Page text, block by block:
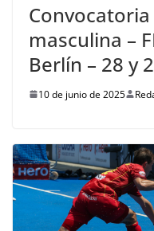
masculina –
Berlín – 28 y
10 de junio de 2025